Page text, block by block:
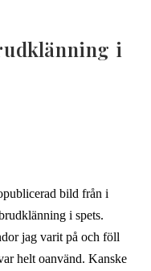
i
bild från i
i spets.
jag varit på och föll
helt oanvänd. Kanske